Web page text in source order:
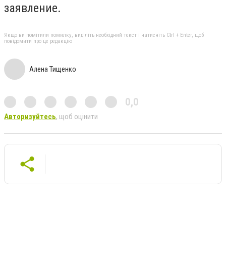
заявление.
Якщо ви помітили помилку, виділіть необхідний текст і натисніть Ctrl + Enter, щоб
повідомити про це редакцію
Алена Тищенко
0,0
Авторизуйтесь, щоб оцінити